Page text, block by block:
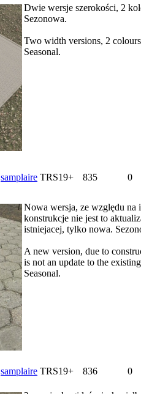
Dwie wersje szerokości, 2
Sezonowa.
Two width versions, 2
Seasonal.
samplaire TRS19+ 835 0
Nowa wersja, ze względu na
konstrukcje nie jest to
istniejacej, tylko nowa.
A new version, due to
is not an update to the
Seasonal.
samplaire TRS19+ 836 0